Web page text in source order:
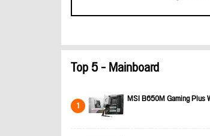
Top 5 - Mainboard
1 MSI B650M Gaming Plus